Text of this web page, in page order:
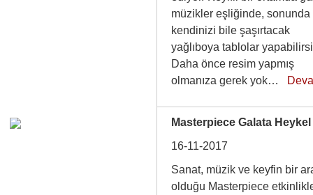
müzikler eşliğinde, sonunda
kendinizi bile şaşırtacak
yağlıboya tablolar
Daha önce resim yapmış
olmanıza gerek yok…
Masterpiece Galata
16-11-2017
Sanat, müzik ve keyfin bir
olduğu Masterpiece